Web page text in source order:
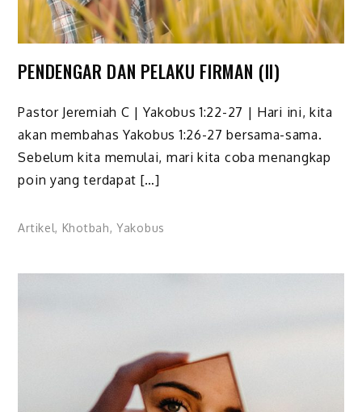
PENDENGAR DAN PELAKU FIRMAN (II)
Pastor Jeremiah C | Yakobus 1:22-27 | Hari ini, kita
akan membahas Yakobus 1:26-27 bersama-sama.
Sebelum kita memulai, mari kita coba menangkap
poin yang terdapat […]
Artikel, Khotbah,Yakobus